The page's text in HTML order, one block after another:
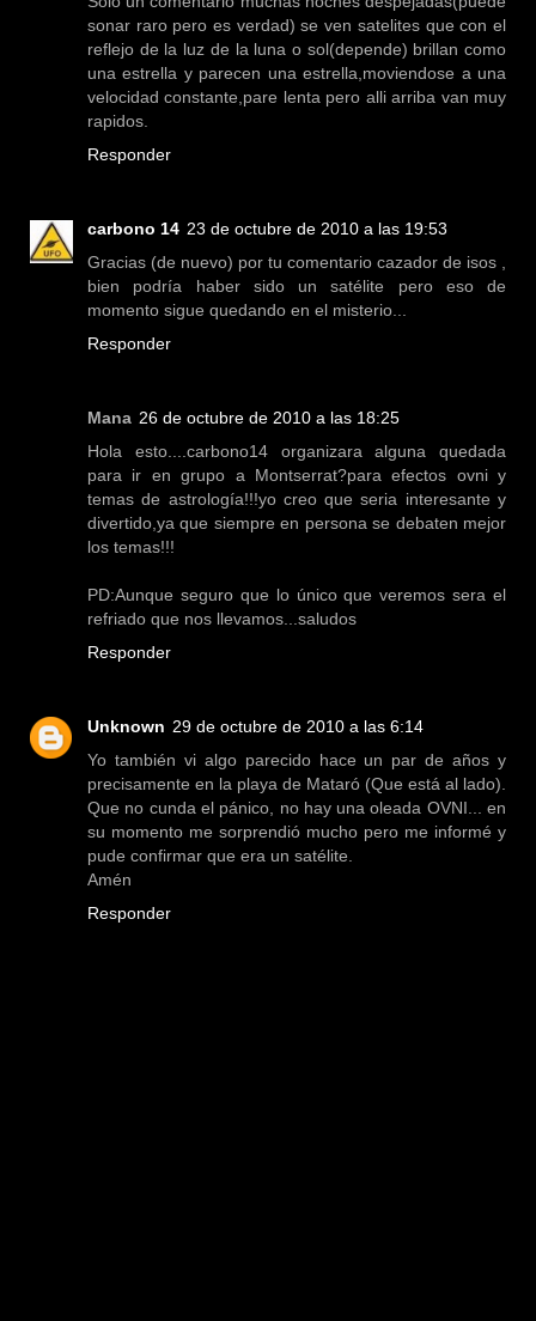
sonar raro pero es verdad) se ven satelites que con el
reflejo de la luz de la luna o sol(depende) brillan como
una estrella y parecen una estrella,moviendose a una
velocidad constante,pare lenta pero alli arriba van muy
rapidos.
Responder
carbono 14 23 de octubre de 2010 a las 19:53
Gracias (de nuevo) por tu comentario cazador de isos ,
bien podría haber sido un satélite pero eso de
momento sigue quedando en el misterio...
Responder
Mana 26 de octubre de 2010 a las 18:25
Hola esto....carbono14 organizara alguna quedada
para ir en grupo a Montserrat?para efectos ovni y
temas de astrología!!!yo creo que seria interesante y
divertido,ya que siempre en persona se debaten mejor
los temas!!!
PD:Aunque seguro que lo único que veremos sera el
refriado que nos llevamos...saludos
Responder
Unknown 29 de octubre de 2010 a las 6:14
Yo también vi algo parecido hace un par de años y
precisamente en la playa de Mataró (Que está al lado).
Que no cunda el pánico, no hay una oleada OVNI... en
su momento me sorprendió mucho pero me informé y
pude confirmar que era un satélite.
Amén
Responder